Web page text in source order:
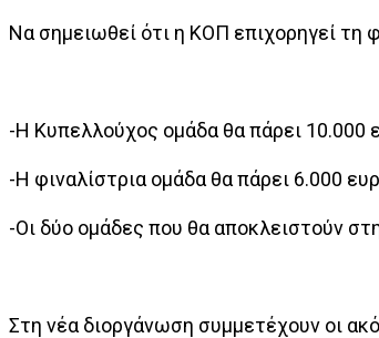
Να σημειωθεί ότι η ΚΟΠ επιχορηγεί
-Η Κυπελλούχος ομάδα θα πάρει 10.000
-Η φιναλίστρια ομάδα θα πάρει 6.000
-Οι δύο ομάδες που θα αποκλειστούν
Στη νέα διοργάνωση συμμετέχουν οι